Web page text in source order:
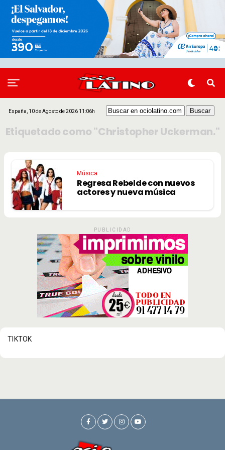
España, 10 de Agosto de 2026 11:06h
Etiquetado como "Christopher Uckerman."
Música
Regresa Rebelde con nuevos
actores y nueva música
PUBLICIDAD
TIKTOK